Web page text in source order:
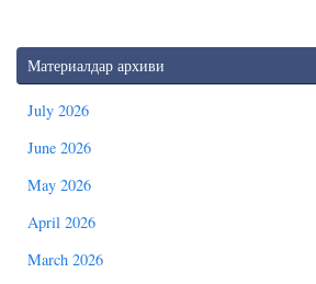
Материалдар архиви
July 2026
June 2026
May 2026
April 2026
March 2026